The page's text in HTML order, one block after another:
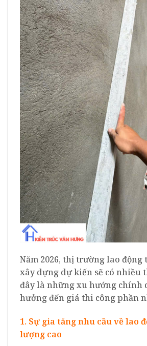
Năm 2026, thị trường lao
xây dựng dự kiến sẽ có nhiều
đây là những xu hướng chính
hưởng đến giá thi công phần
1. Sự gia tăng nhu cầu về lao
lượng cao